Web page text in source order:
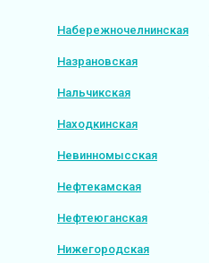
Набережночелнинская
Назрановская
Нальчикская
Находкинская
Невинномысская
Нефтекамская
Нефтеюганская
Нижегородская